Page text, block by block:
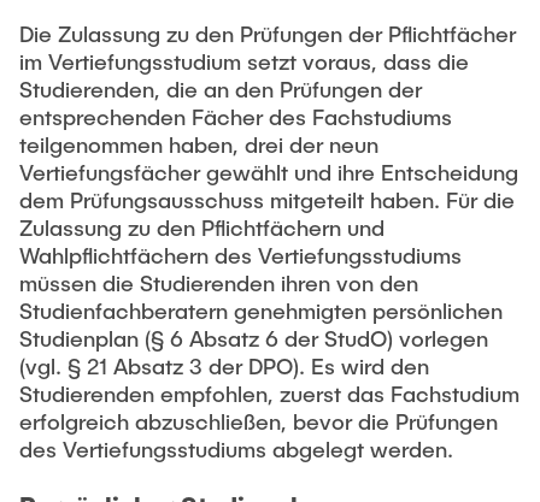
Die Zulassung zu den Prüfungen der Pflichtfächer
im Vertiefungsstudium setzt voraus, dass die
Studierenden, die an den Prüfungen der
entsprechenden Fächer des Fachstudiums
teilgenommen haben, drei der neun
Vertiefungsfächer gewählt und ihre Entscheidung
dem Prüfungsausschuss mitgeteilt haben. Für die
Zulassung zu den Pflichtfächern und
Wahlpflichtfächern des Vertiefungsstudiums
müssen die Studierenden ihren von den
Studienfachberatern genehmigten persönlichen
Studienplan (§ 6 Absatz 6 der StudO) vorlegen
(vgl. § 21 Absatz 3 der DPO). Es wird den
Studierenden empfohlen, zuerst das Fachstudium
erfolgreich abzuschließen, bevor die Prüfungen
des Vertiefungsstudiums abgelegt werden.